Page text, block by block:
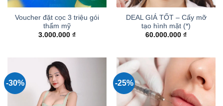
Voucher đặt cọc 3 triệu gói
thẩm mỹ
3.000.000 ₫
DEAL GIÁ TỐT – Cấy mỡ
tạo hình mặt (*)
60.000.000 ₫
-30% -25%